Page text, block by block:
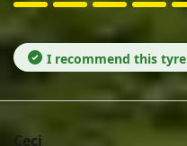
I recommend this tyre
Ceci